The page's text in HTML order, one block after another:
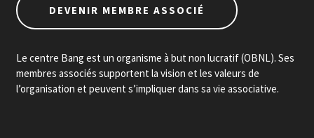
DEVENIR MEMBRE ASSOCIÉ
Le centre Bang est un organisme à but non lucratif (OBNL). Ses
membres associés supportent la vision et les valeurs de
l’organisation et peuvent s’impliquer dans sa vie associative.